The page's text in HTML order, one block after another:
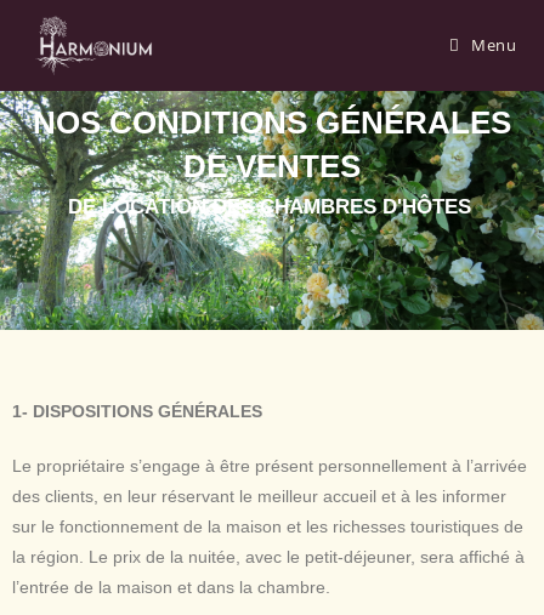
Menu
NOS CONDITIONS GÉNÉRALES
DE VENTES
DE LOCATION DES CHAMBRES D'HÔTES
1- DISPOSITIONS GÉNÉRALES
Le propriétaire s’engage à être présent personnellement à l’arrivée
des clients, en leur réservant le meilleur accueil et à les informer
sur le fonctionnement de la maison et les richesses touristiques de
la région. Le prix de la nuitée, avec le petit-déjeuner, sera affiché à
l’entrée de la maison et dans la chambre.